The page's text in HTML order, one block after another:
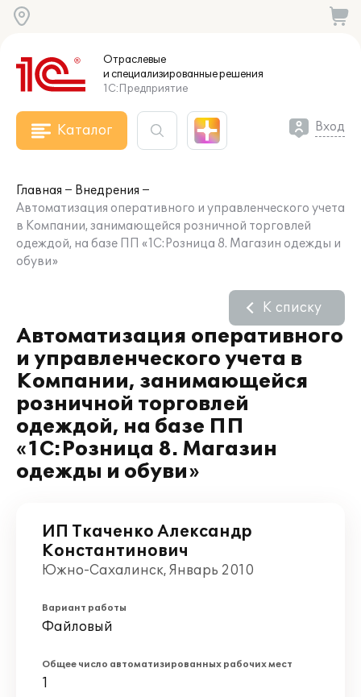
Отраслевые
и специализированныерешения
1С:Предприятие
Каталог Вход
Главная
Внедрения
Автоматизация оперативного и управленческого учета
в Компании, занимающейся розничной торговлей
одеждой, на базе ПП «1C:Розница 8. Магазин одежды и
обуви»
Автоматизация оперативного
и управленческого учета в
Компании, занимающейся
розничной торговлей
одеждой, на базе ПП
«1C:Розница 8. Магазин
одежды и обуви»
К списку
ИП Ткаченко Александр
Константинович
Южно-Сахалинск, Январь 2010
Вариант работы
Файловый
Общее число автоматизированных рабочих мест
1